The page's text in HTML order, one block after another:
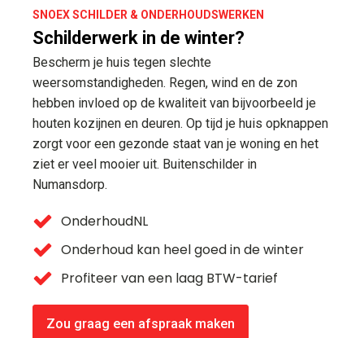
SNOEX SCHILDER & ONDERHOUDSWERKEN
Schilderwerk in de winter?
Bescherm je huis tegen slechte
weersomstandigheden. Regen, wind en de zon
hebben invloed op de kwaliteit van bijvoorbeeld je
houten kozijnen en deuren. Op tijd je huis opknappen
zorgt voor een gezonde staat van je woning en het
ziet er veel mooier uit. Buitenschilder in
Numansdorp.
OnderhoudNL
Onderhoud kan heel goed in de winter
Profiteer van een laag BTW-tarief
Zou graag een afspraak maken